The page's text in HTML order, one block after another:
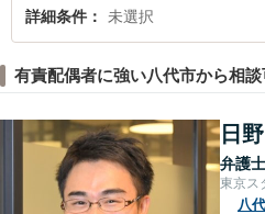
詳細条件 未選択
有責配偶者に強い八代市から相
日
弁護士
東京ス
八